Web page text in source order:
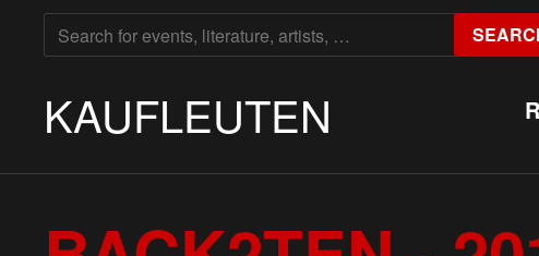
SEARCH
FOR:
KAUFLEUTEN